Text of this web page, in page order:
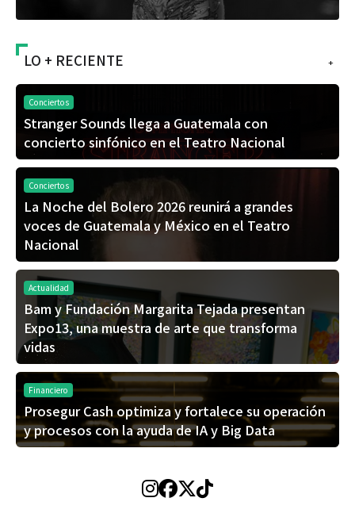
+
LO + RECIENTE
Conciertos
Stranger Sounds llega a Guatemala con
concierto sinfónico en el Teatro Nacional
Conciertos
La Noche del Bolero 2026 reunirá a grandes
voces de Guatemala y México en el Teatro
Nacional
Actualidad
Bam y Fundación Margarita Tejada presentan
Expo13, una muestra de arte que transforma
vidas
Financiero
Prosegur Cash optimiza y fortalece su operación
y procesos con la ayuda de IA y Big Data